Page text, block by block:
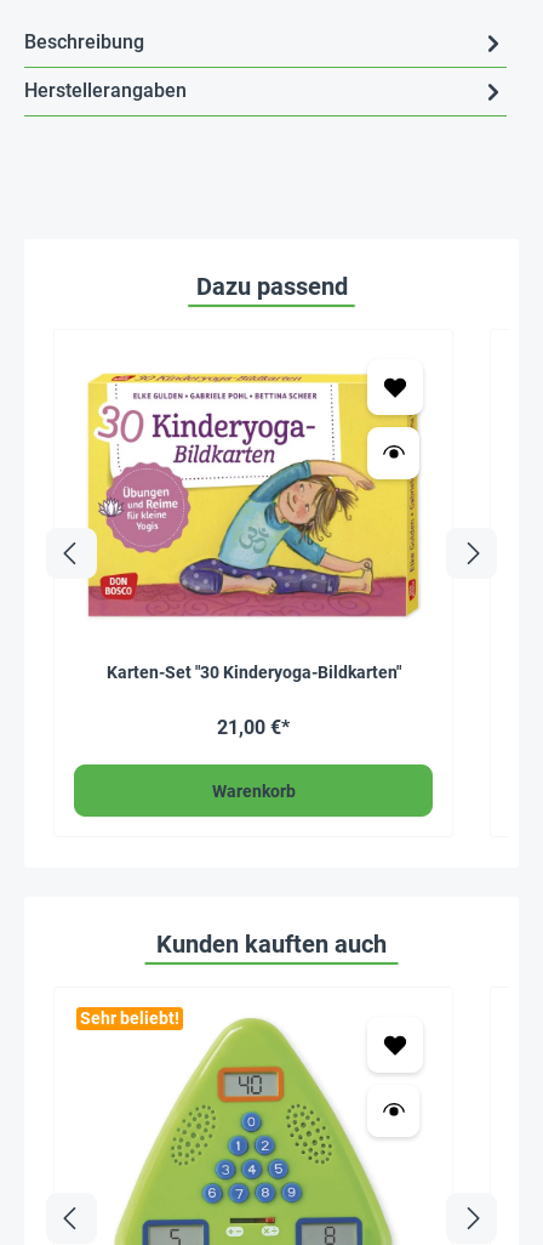
Beschreibung
Herstellerangaben
Dazu passend
Karten-Set "30 Kinderyoga-Bildkarten"
21,00 €*
Warenkorb
Kunden kauften auch
Sehr beliebt!